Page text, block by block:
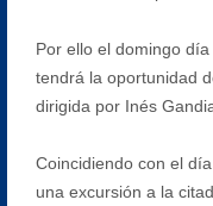
Por ello el domingo
tendrá la oportunidad
dirigida por Inés
Coincidiendo con el
una excursión a la